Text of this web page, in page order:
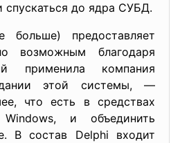
спускаться до ядра СУБД.
предоставляет
возможным благодаря
применила компания
этой системы, —
что есть в средствах
и объединить
В состав Delphi входит